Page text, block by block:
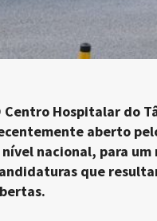
Centro Hospitalar do
aberto
nível nacional, para
que